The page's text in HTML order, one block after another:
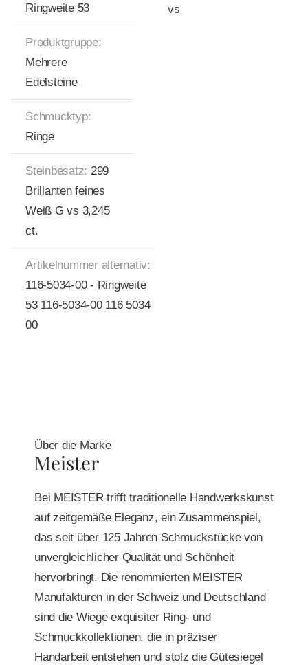
Ringweite 53
Produktgruppe:
Mehrere
Edelsteine
Schmucktyp:
Ringe
Steinbesatz: 299
Brillanten feines
Weiß G vs 3,245
ct.
Artikelnummer alternativ:
116-5034-00 - Ringweite
53 116-5034-00 116 5034
00
vs
Über die Marke
Meister
Bei MEISTER trifft traditionelle Handwerkskunst
auf zeitgemäße Eleganz, ein Zusammenspiel,
das seit über 125 Jahren Schmuckstücke von
unvergleichlicher Qualität und Schönheit
hervorbringt. Die renommierten MEISTER
Manufakturen in der Schweiz und Deutschland
sind die Wiege exquisiter Ring- und
Schmuckkollektionen, die in präziser
Handarbeit entstehen und stolz die Gütesiegel